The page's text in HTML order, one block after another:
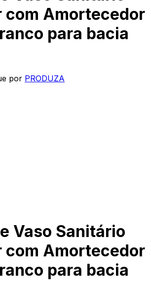
com Amortecedor
para bacia
por PRODUZA
Vaso Sanitário
com Amortecedor
para bacia